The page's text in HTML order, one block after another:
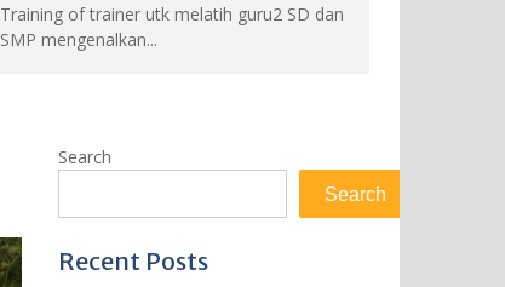
Training of trainer utk melatih guru2 SD dan
SMP mengenalkan...
Search
Search
Recent Posts